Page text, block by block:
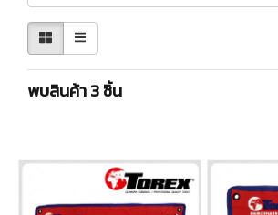
พบสินค้า 3 ชิ้น